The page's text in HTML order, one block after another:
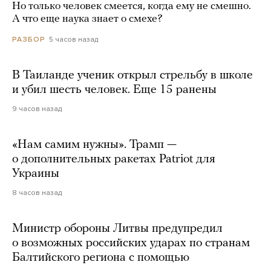
Но только человек смеется, когда ему не смешно.
А что еще наука знает о смехе?
РАЗБОР 5 часов назад
В Таиланде ученик открыл стрельбу в школе
и убил шесть человек. Еще 15 ранены
9 часов назад
«Нам самим нужны». Трамп —
о дополнительных ракетах Patriot для
Украины
8 часов назад
Министр обороны Литвы предупредил
о возможных российских ударах по странам
Балтийского региона с помощью